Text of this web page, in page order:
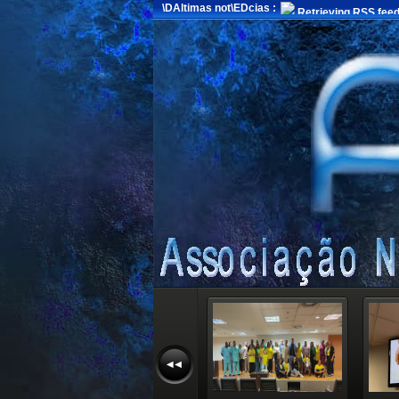
\DAltimas not\EDcias : Retrieving RSS